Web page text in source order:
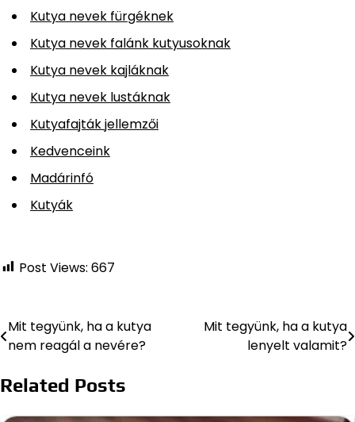
Kutya nevek fürgéknek
Kutya nevek falánk kutyusoknak
Kutya nevek kajláknak
Kutya nevek lustáknak
Kutyafajták jellemzői
Kedvenceink
Madárinfó
Kutyák
Post Views: 667
Bejegyzés
navigáció
Mit tegyünk, ha a kutya
nem reagál a nevére?
Mit tegyünk, ha a kutya
lenyelt valamit?
Related Posts